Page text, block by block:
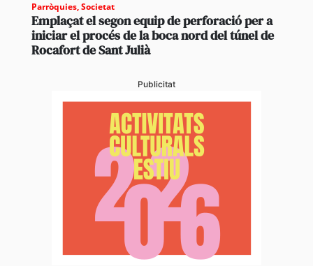
Parròquies,Societat
Emplaçat el segon equip de perforació per a
iniciar el procés de la boca nord del túnel de
Rocafort de Sant Julià
Publicitat